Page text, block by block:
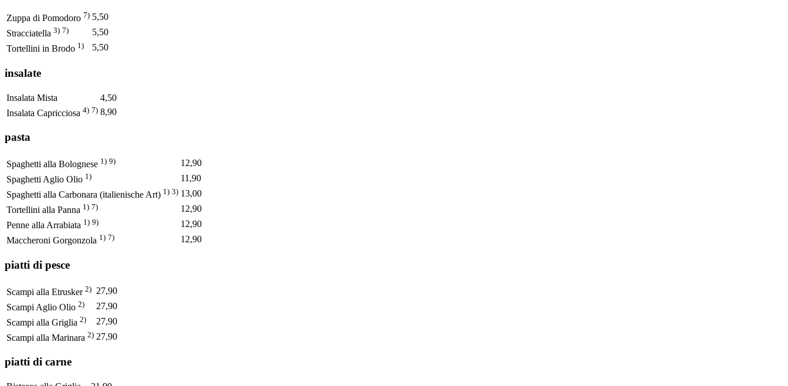
Zuppa di Pomodoro 7) 5,50
Stracciatella 3) 7)
5,50
Tortellini in Brodo 1) 5,50
insalate
Insalata Mista
4,50
Insalata Capricciosa 4) 7) 8,90
pasta
Spaghetti alla Bolognese 1) 9)
12,90
Spaghetti Aglio Olio 1)
11,90
Spaghetti alla Carbonara (italienische Art) 1) 3) 13,00
Tortellini alla Panna 1) 7)
12,90
Penne alla Arrabiata 1) 9)
12,90
Maccheroni Gorgonzola 1) 7) 12,90
piatti di pesce
Scampi alla Etrusker 2) 27,90
Scampi Aglio Olio 2)
27,90
Scampi alla Griglia 2)
27,90
Scampi alla Marinara 2) 27,90
piatti di carne